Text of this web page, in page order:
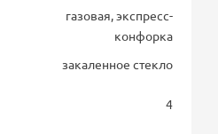
газовая, экспресс-
конфорка
закаленное стекло
4